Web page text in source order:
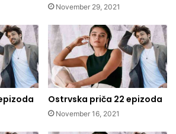
November 29, 2021
Ostrvska priča 22 epizoda
November 16, 2021